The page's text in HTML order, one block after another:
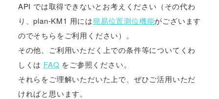
API では取得できないとお考えください（その代わ
り、plan-KM1 用には簡易位置測位機能がございます
のでそちらをご利用ください）。
その他、ご利用いただく上での条件等についてくわ
しくは FAQ をご参照ください。
それらをご理解いただいた上で、ぜひご活用いただ
ければと思います。